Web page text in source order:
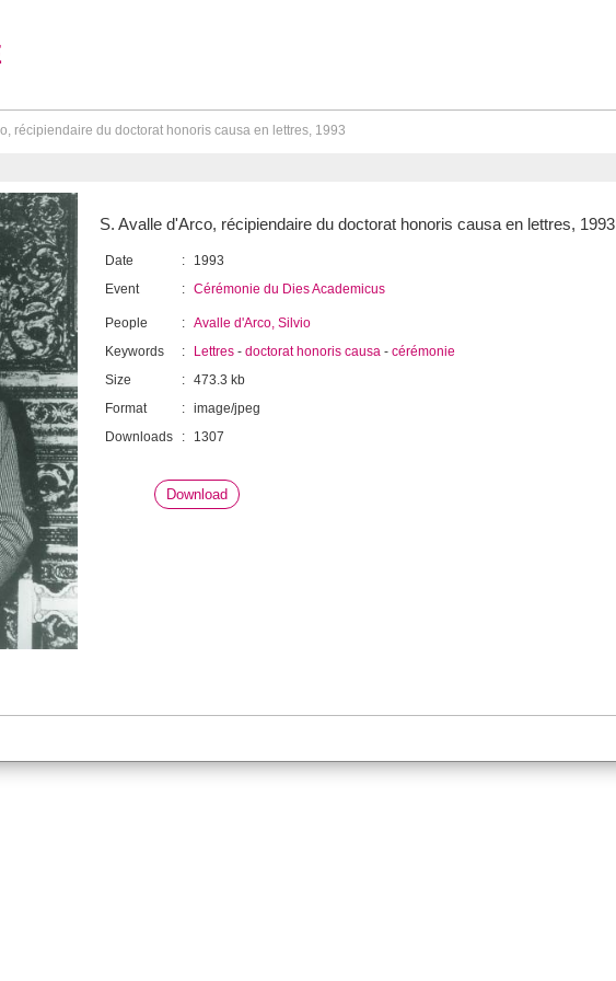
récipiendaire du doctorat honoris causa en lettres, 1993
S. Avalle d'Arco, récipiendaire du doctorat honoris causa en lettres, 1993
Date :
1993
Event
: Cérémonie du Dies Academicus
People : Avalle d'Arco, Silvio
Keywords
: Lettres - doctorat honoris causa - cérémonie
Size
: 473.3 kb
Format
: image/jpeg
Downloads
: 1307
Download